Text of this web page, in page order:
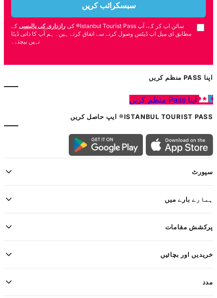
سبسکرائب کریں
سائن اپ کر کے، آپ Istanbul Tourist Pass® کی رازداری کی پالیسی کے
مطابق ای میل اپ ڈیٹس وصول کرنے سے اتفاق کرتے ہیں۔ ہم آپ کا ذاتی ڈیٹا
نہیں بیچتے۔
اپنا PASS منظم کریں
اپنا Pass منظم کریں
ISTANBUL TOURIST PASS® ایپ حاصل کریں
سپورٹ
ہمارے بارے میں
پرکشش مقامات
خریدیں اور بچائیں
مدد